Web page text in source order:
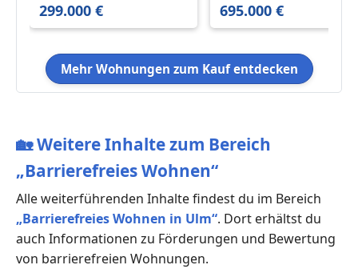
299.000 € 695.000 €
Mehr Wohnungen zum Kauf entdecken
🏡Weitere Inhalte zum Bereich
„Barrierefreies Wohnen“
Alle weiterführenden Inhalte findest du im Bereich
„Barrierefreies Wohnen in Ulm“. Dort erhältst du
auch Informationen zu Förderungen und Bewertung
von barrierefreien Wohnungen.